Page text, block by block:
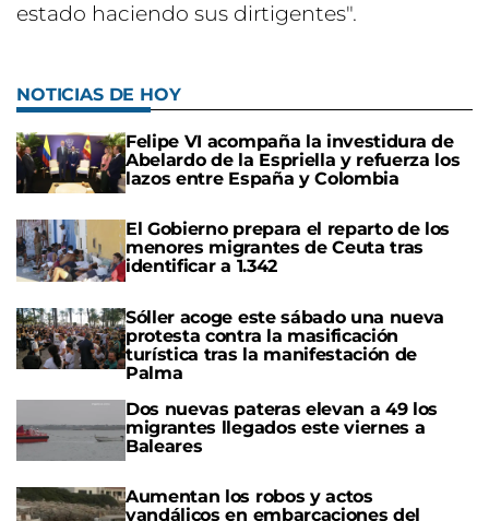
estado haciendo sus dirtigentes".
NOTICIAS DE HOY
Felipe VI acompaña la investidura de
Abelardo de la Espriella y refuerza los
lazos entre España y Colombia
El Gobierno prepara el reparto de los
menores migrantes de Ceuta tras
identificar a 1.342
Sóller acoge este sábado una nueva
protesta contra la masificación
turística tras la manifestación de
Palma
Dos nuevas pateras elevan a 49 los
migrantes llegados este viernes a
Baleares
Aumentan los robos y actos
vandálicos en embarcaciones del